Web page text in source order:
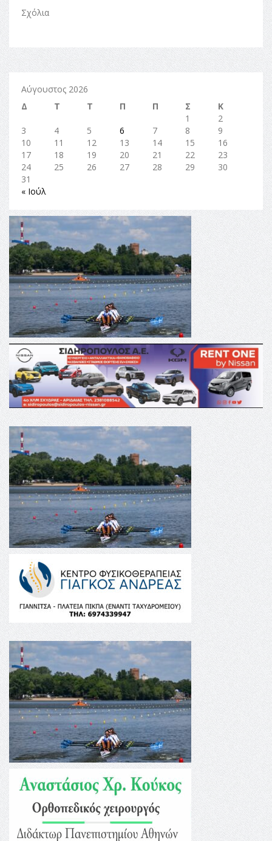
Σχόλια
Αύγουστος 2026
Δ
Τ Τ Π Π Σ
Κ
1
2
3
4 5 6 7 8
9
10
11 12 13 14 15
16
17
18 19 20 21 22
23
24
25 26 27 28 29
30
31
« Ιούλ